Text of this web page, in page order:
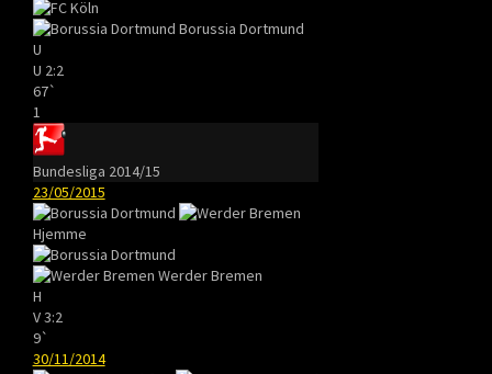
Borussia Dortmund
U
U 2:2
67`
1
Bundesliga 2014/15
23/05/2015
Hjemme
Werder Bremen
H
V3:2
9`
30/11/2014